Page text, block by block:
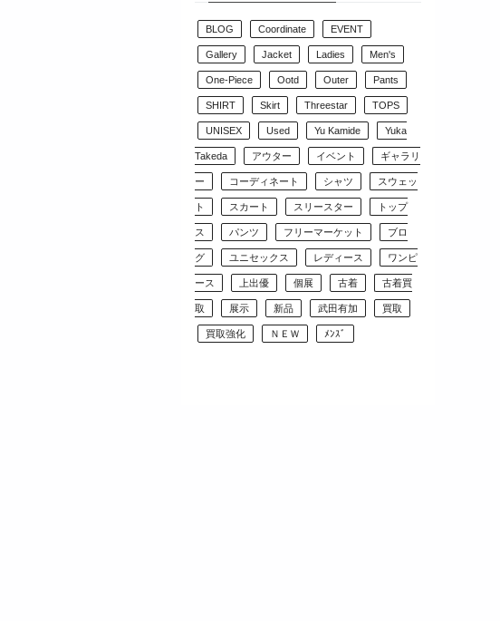
BLOG Coordinate EVENT
Gallery Jacket Ladies Men's
One-Piece Ootd Outer Pants
SHIRT Skirt Threestar TOPS
UNISEX Used Yu Kamide Yuka
Takeda アウター イベント ギャラリ
ー コーディネート シャツ スウェッ
ト スカート スリースター トップ
ス パンツ フリーマーケット ブロ
グ ユニセックス レディース ワンピ
ース 上出優 個展 古着 古着買
取 展示 新品 武田有加 買取
買取強化 ＮＥＷ ﾒﾝｽﾞ